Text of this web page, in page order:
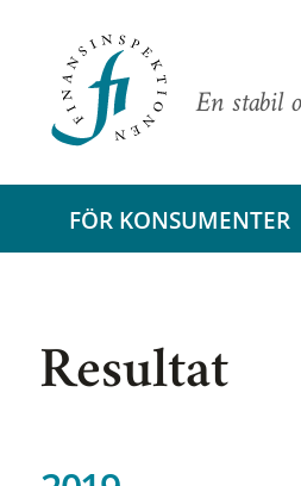
En stabil
FÖR KONSUMENTER
Resultat